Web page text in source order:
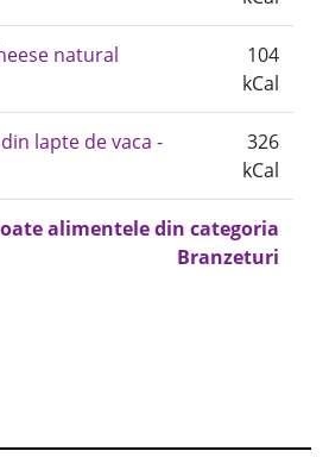
natural
104
kCal
lapte de vaca -
326
kCal
alimentele din categoria
Branzeturi